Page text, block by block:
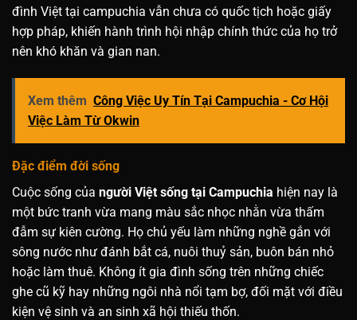
đình Việt tại campuchia vẫn chưa có quốc tịch hoặc giấy
hợp pháp, khiến hành trình hội nhập chính thức của họ trở
nên khó khăn và gian nan.
Xem thêm Công Việc Uy Tín Tại Campuchia - Cơ Hội
Việc Làm Từ Okwin
Đặc điểm đời sống
Cuộc sống của người Việt sống tại Campuchia hiện nay là
một bức tranh vừa mang màu sắc nhọc nhằn vừa thấm
đẫm sự kiên cường. Họ chủ yếu làm những nghề gắn với
sông nước như đánh bắt cá, nuôi thuỷ sản, buôn bán nhỏ
hoặc làm thuê. Không ít gia đình sống trên những chiếc
ghe cũ kỹ hay những ngôi nhà nổi tạm bợ, đối mặt với điều
kiện vệ sinh và an sinh xã hội thiếu thốn.